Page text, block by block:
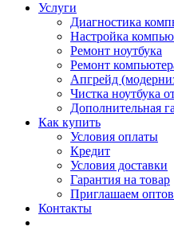
Услуги
Диагностика
Настройка
Ремонт ноутбука
Ремонт
Апгрейд
Чистка ноутбука
Дополнительная
Как купить
Условия оплаты
Кредит
Условия доставки
Гарантия на товар
Приглашаем
Контакты